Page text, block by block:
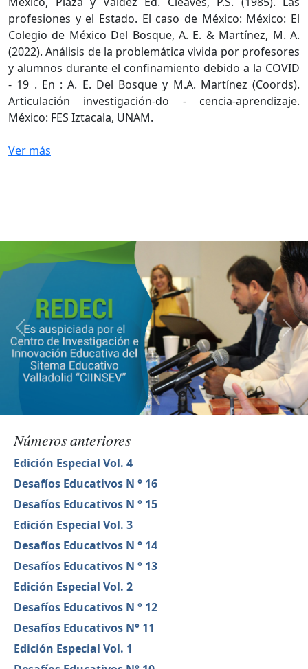
profesiones y el Estado. El caso de México: México: El
Colegio de México Del Bosque, A. E. & Martínez, M. A.
(2022). Análisis de la problemática vivida por profesores
y alumnos durante el confinamiento debido a la COVID
- 19 . En : A. E. Del Bosque y M.A. Martínez (Coords).
Articulación investigación-do - cencia-aprendizaje.
México: FES Iztacala, UNAM.
Ver más
Números anteriores
Edición Especial Vol. 4
Desafíos Educativos N ° 16
Desafíos Educativos N ° 15
Edición Especial Vol. 3
Desafíos Educativos N ° 14
Desafíos Educativos N ° 13
Edición Especial Vol. 2
Desafíos Educativos N ° 12
Desafíos Educativos N° 11
Edición Especial Vol. 1